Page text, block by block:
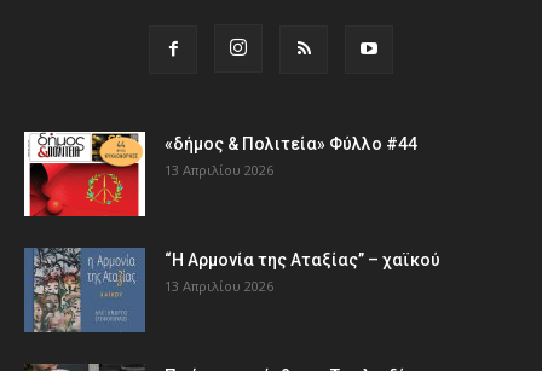
«δήμος & Πολιτεία» Φύλλο #44
13 Απριλίου 2026
“Η Αρμονία της Αταξίας” – χαϊκού
13 Απριλίου 2026